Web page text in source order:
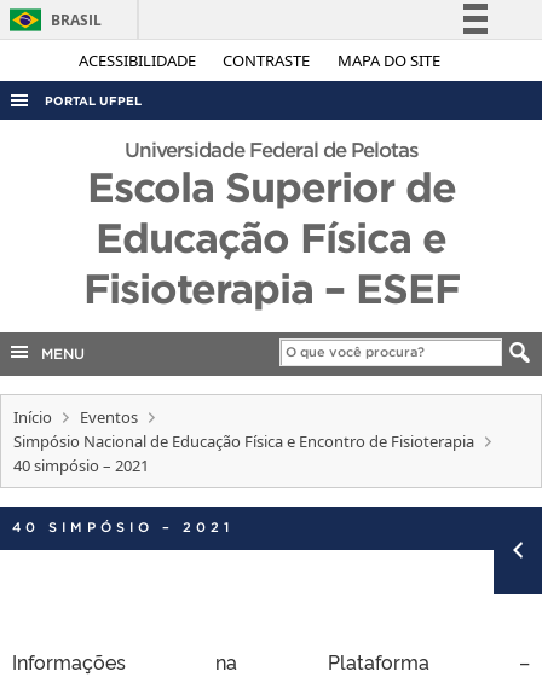
ACESSIBILIDADE CONTRASTE MAPA DO SITE
BRASIL
Simplifique!
Acesso à informação
Legislação
Canais
PORTAL UFPEL
ACESSO À INFORMAÇÃO
AUDITORIA
COBALTO
EDITAIS
INTERNACIONAL
TELEFONES
Universidade Federal de Pelotas
Escola Superior de
Educação Física e
Fisioterapia – ESEF
MENU
Início
Eventos
Simpósio Nacional de Educação Física e Encontro de Fisioterapia
40 simpósio – 2021
40 SIMPÓSIO – 2021
Informações na Plataforma –